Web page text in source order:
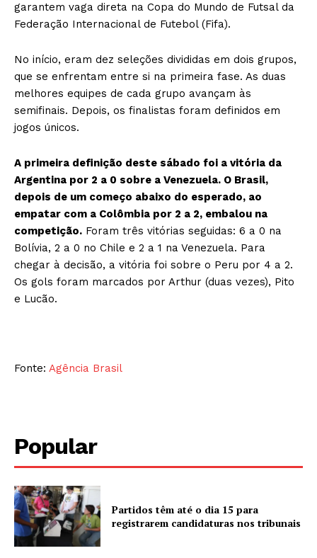
garantem vaga direta na Copa do Mundo de Futsal da
Federação Internacional de Futebol (Fifa).
No início, eram dez seleções divididas em dois grupos,
que se enfrentam entre si na primeira fase. As duas
melhores equipes de cada grupo avançam às
semifinais. Depois, os finalistas foram definidos em
jogos únicos.
A primeira definição deste sábado foi a vitória da
Argentina por 2 a 0 sobre a Venezuela. O Brasil,
depois de um começo abaixo do esperado, ao
empatar com a Colômbia por 2 a 2, embalou na
competição. Foram três vitórias seguidas: 6 a 0 na
Bolívia, 2 a 0 no Chile e 2 a 1 na Venezuela. Para
chegar à decisão, a vitória foi sobre o Peru por 4 a 2.
Os gols foram marcados por Arthur (duas vezes), Pito
e Lucão.
Fonte: Agência Brasil
Popular
Partidos têm até o dia 15 para
registrarem candidaturas nos tribunais